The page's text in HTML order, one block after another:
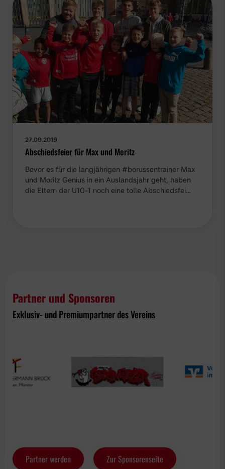
27.09.2019
Abschiedsfeier für Max und Moritz
Bevor es für die langjährigen #borussentrainer Max
und Moritz Genius in ein Auslandsjahr geht, haben
die Eltern der U10-1 noch eine tolle Abschiedsfei…
Partner und Sponsoren
Exklusiv- und Premiumpartner des Vereins
Partner werden Zur Sponsorenseite